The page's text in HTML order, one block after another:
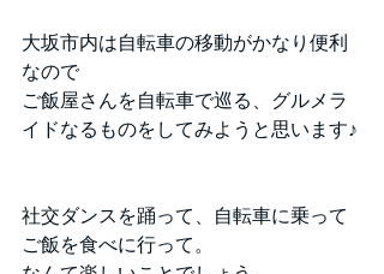
大坂市内は自転車の移動がかなり便利
なので
ご飯屋さんを自転車で巡る、グルメラ
イドなるものをしてみようと思います♪
社交ダンスを踊って、自転車に乗って
ご飯を食べに行って。